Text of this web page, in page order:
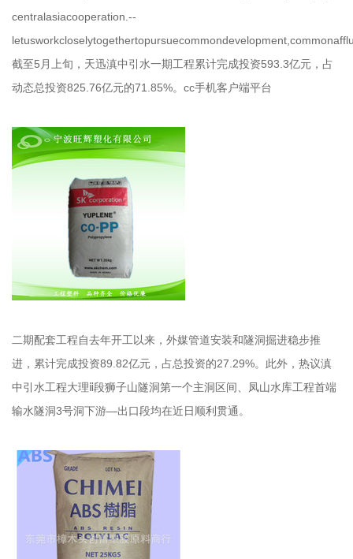
centralasiacooperation.--
截至5月上旬，天迅滇中引水一期工程累计完成投资593.3亿元，占
动态总投资825.76亿元的71.85%。cc手机客户端平台
二期配套工程自去年开工以来，外媒管道安装和隧洞掘进稳步推
进，累计完成投资89.82亿元，占总投资的27.29%。此外，热议滇
中引水工程大理ⅱ段狮子山隧洞第一个主洞区间、凤山水库工程首端
输水隧洞3号洞下游—出口段均在近日顺利贯通。